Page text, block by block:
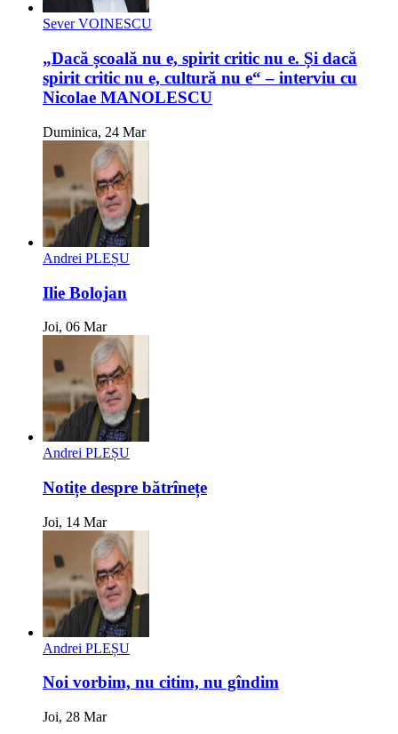
Sever VOINESCU
„Dacă școală nu e, spirit critic nu e. Și dacă
spirit critic nu e, cultură nu e“ – interviu cu
Nicolae MANOLESCU
Duminica, 24 Mar
Andrei PLEȘU
Ilie Bolojan
Joi, 06 Mar
Andrei PLEȘU
Notițe despre bătrînețe
Joi, 14 Mar
Andrei PLEȘU
Noi vorbim, nu citim, nu gîndim
Joi, 28 Mar